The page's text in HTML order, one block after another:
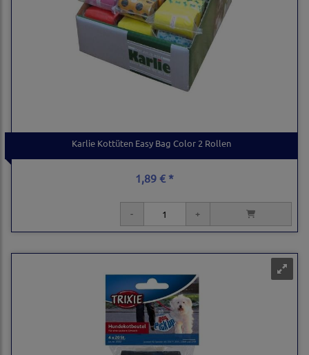
Karlie Kottüten Easy Bag Color 2 Rollen
1,89 € *